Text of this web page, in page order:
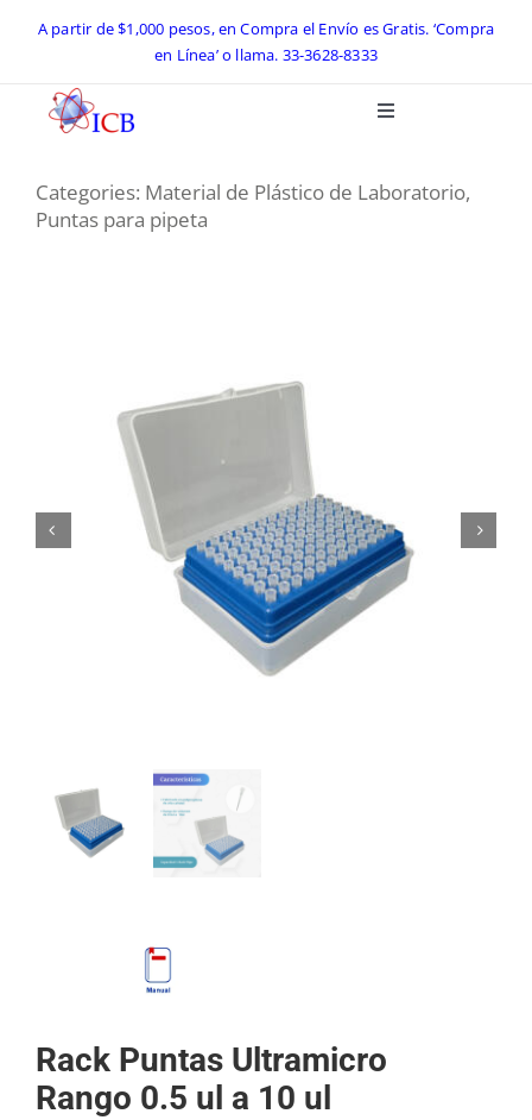
content
A partir de $1,000 pesos, en Compra el Envío es Gratis. ‘Compra
en Línea’ o llama. 33-3628-8333
Toggle
Preguntas Frecuentes
Mi cuenta
Categories: Material de Plástico de Laboratorio,
Puntas para pipeta
Rack Puntas Ultramicro
Rango 0.5 ul a 10 ul